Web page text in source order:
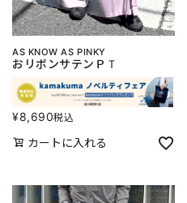
AS KNOW AS PINKY
おリボンサテンＰＴ
¥8,690税込
カートに入れる